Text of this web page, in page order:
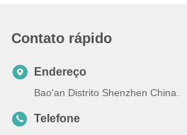
Contato rápido
Endereço
Bao'an Distrito Shenzhen China.
Telefone